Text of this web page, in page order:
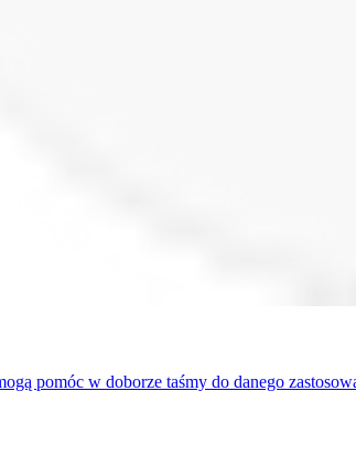
pomóc w doborze taśmy do danego